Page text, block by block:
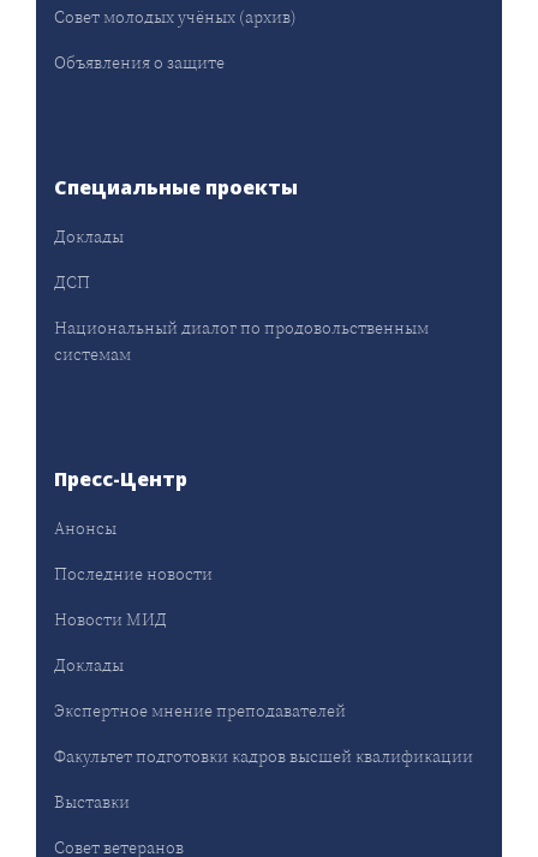
Совет молодых учёных (архив)
Объявления о защите
Специальные проекты
Доклады
ДСП
Национальный диалог по продовольственным
системам
Пресс-Центр
Анонсы
Последние новости
Новости МИД
Доклады
Экспертное мнение преподавателей
Факультет подготовки кадров высшей квалификации
Выставки
Совет ветеранов